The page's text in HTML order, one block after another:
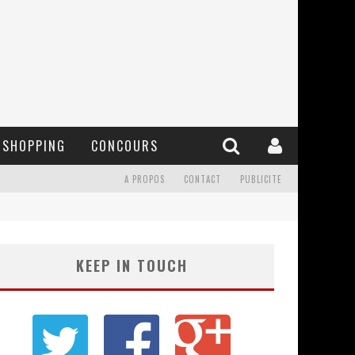
SHOPPING CONCOURS
A PROPOS CONTACT PUBLICITE
KEEP IN TOUCH